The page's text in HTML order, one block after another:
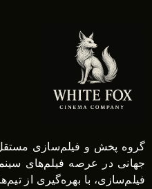
جهانی در عرصه فیلم‌های
فیلم‌سازی، با بهره‌گیری از